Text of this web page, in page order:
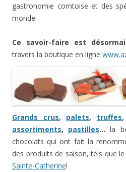
gastronomie comtoise et des
monde.
Ce savoir-faire est
travers la boutique en ligne
Grands crus, palets, truffes,
assortiments, pastilles… la
chocolats qui ont fait la
des produits de saison, tels que
Sainte-Catherine!